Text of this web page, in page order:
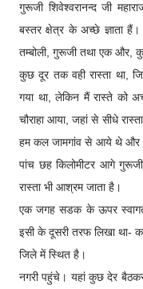
गुरूजी शिवेश्वरानन्द जी
बस्तर क्षेत्र के अच्छे ज्ञाता
तम्बोली, गुरूजी तथा एक और,
कुछ दूर तक वही रास्ता था,
गया था, लेकिन मैं रास्ते को
चौराहा आया, जहां से सीधे
हम कल जामगांव से आये थे और
पांच छह किलोमीटर आगे
रास्ता भी आश्रम जाता है।
एक जगह सडक के ऊपर स्वागत
इसी के दूसरी तरफ लिखा था-
जिले में स्थित है।
नगरी पहुंचे। यहां कुछ देर